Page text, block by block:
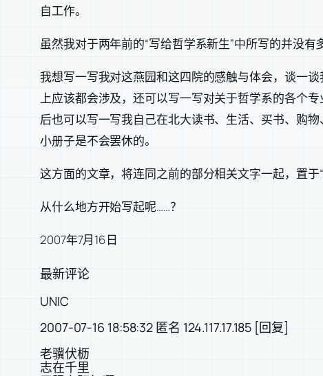
自工作。
虽然我对于两年前的“写给哲学系新生”中所写的并没
我想写一写我对这燕园和这四院的感触与体会，谈一
上应该都会涉及，还可以写一写对关于哲学系的各个
后也可以写一写我自己在北大读书、生活、买书、购
小册子是不会罢休的。
这方面的文章，将连同之前的部分相关文字一起，置
从什么地方开始写起呢……？
2007年7月16日
最新评论
UNIC
2007-07-16 18:58:32 匿名 124.117.17.185 [回复]
老骥伏枥
志在千里